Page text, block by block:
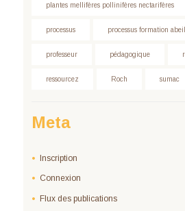
plantes mellifères pollinifères nectarifères
processus processus formation
professeur pédagogique
ressourcez Roch sumac
Meta
Inscription
Connexion
Flux des publications